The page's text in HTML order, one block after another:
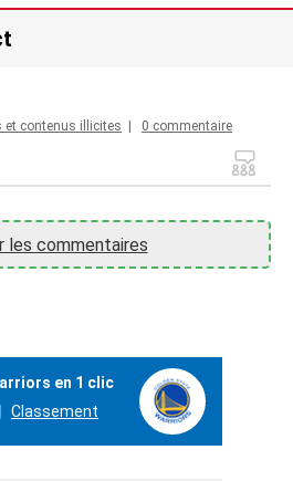
et contenus illicites 0 commentaire
les commentaires
en 1 clic
Classement